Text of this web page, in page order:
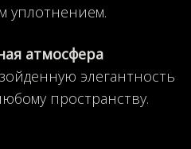
уплотнением.
атмосфера
элегантность
пространству.